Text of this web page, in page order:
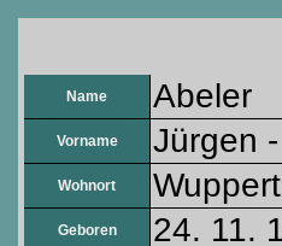
Name Abeler
Vorname Jürgen
Wohnort
Geboren 24. 11.